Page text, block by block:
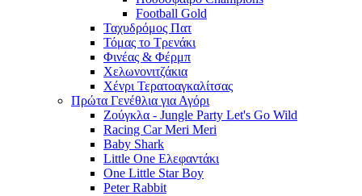
Football Gold
Ταχυδρόμος Πατ
Τόμας το Τρενάκι
Φινέας & Φέρμπ
Χελωνονιτζάκια
Χένρι Τερατοαγκαλίτσας
Πρώτα Γενέθλια για Αγόρι
Ζούγκλα - Jungle Party Let's Go Wild
Racing Car Meri Meri
Baby Shark
Little One Ελεφαντάκι
One Little Star Boy
Peter Rabbit